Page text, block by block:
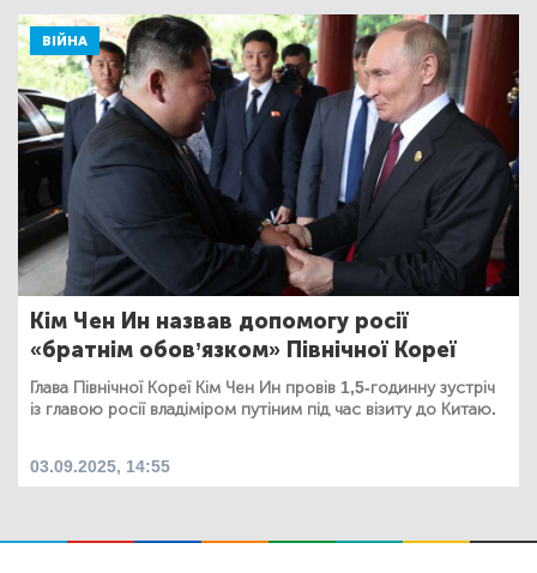
ВІЙНА
Кім Чен Ин назвав допомогу росії
«братнім обов’язком» Північної Кореї
Глава Північної Кореї Кім Чен Ин провів 1,5-годинну зустріч
із главою росії владіміром путіним під час візиту до Китаю.
03.09.2025, 14:55